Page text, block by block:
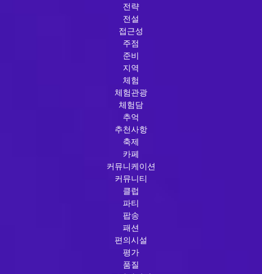
전략
전설
접근성
주점
준비
지역
체험
체험관광
체험담
추억
추천사항
축제
카페
커뮤니케이션
커뮤니티
클럽
파티
팝송
패션
편의시설
평가
품질